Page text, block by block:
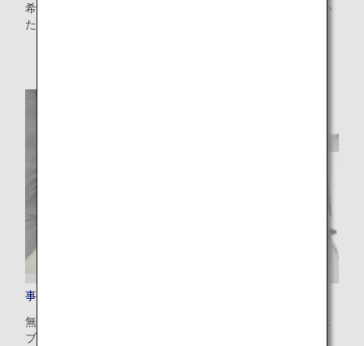
希望のフライトと運賃を選択後、決済画面からお申し込みい
ただけます。
事前追加手荷物
無料手荷物許容量を超えるお手荷物の追加料金を、ANAウェ
ブサイトで事前にお支払いいただける便利なサービスです。